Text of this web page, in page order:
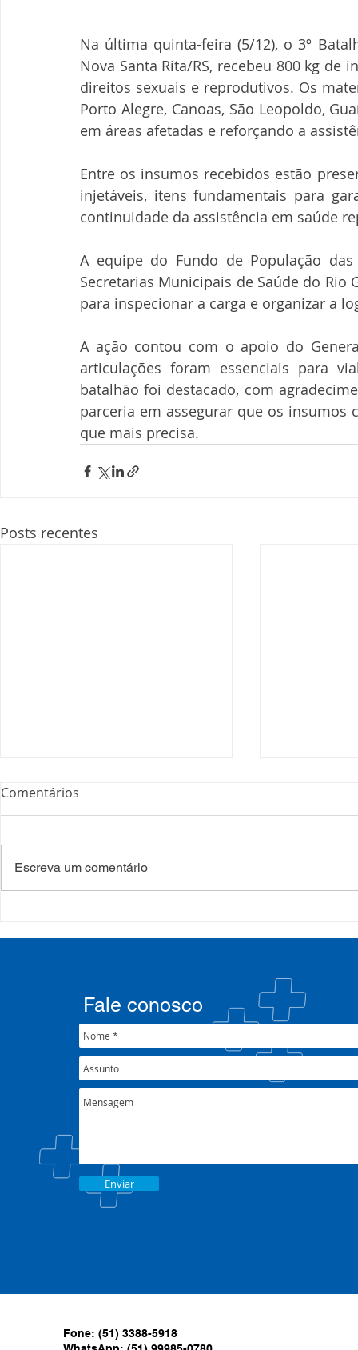
Na última quinta-feira (5/12), o 3º
Nova Santa Rita/RS, recebeu 800 kg
direitos sexuais e reprodutivos. Os
Porto Alegre, Canoas, São Leopoldo,
em áreas afetadas e reforçando a
Entre os insumos recebidos estão
injetáveis, itens fundamentais para
continuidade da assistência em saúde
A equipe do Fundo de População
Secretarias Municipais de Saúde do Rio
para inspecionar a carga e organizar a
A ação contou com o apoio do
articulações foram essenciais para
batalhão foi destacado, com
parceria em assegurar que os insumos
que mais precisa.
Posts recentes
formação sobre saúde
crise climática
SETEC,
CIB/RS
Comentários
Escreva um comentário
Enviar
Fale conosco
Fone: (51) 3388-5918